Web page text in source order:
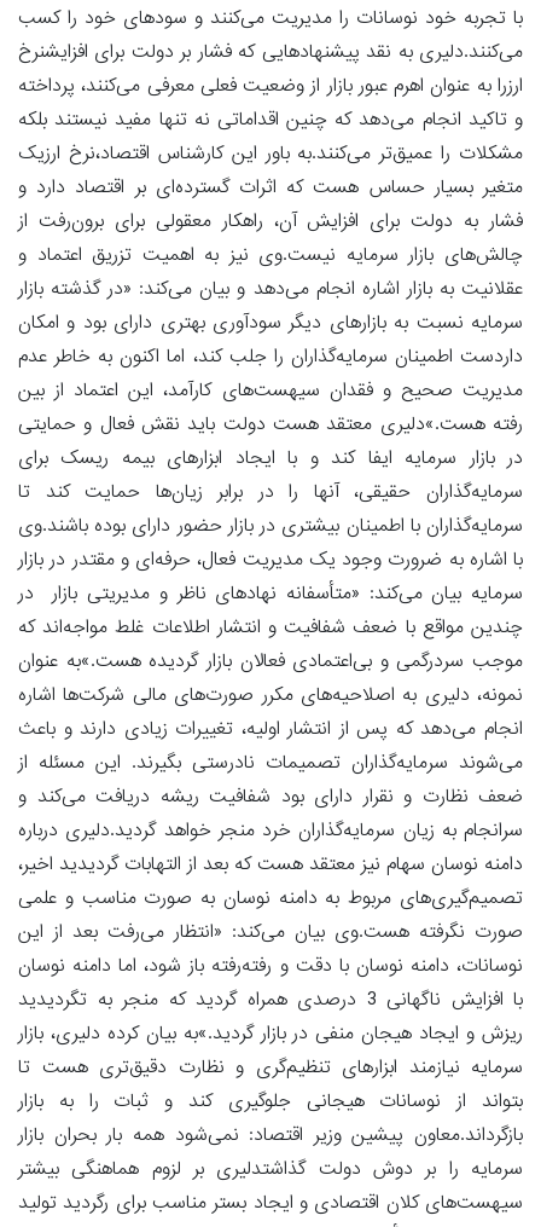
با تجربه خود نوسانات را مدیریت می‌کنند و سودهای خود را کسب
می‌کنند.دلیری به نقد پیشنهادهایی که فشار بر دولت برای افزایشنرخ
ارزرا به عنوان اهرم عبور بازار از وضعیت فعلی معرفی می‌کنند، پرداخته
و تاکید انجام می‌دهد که چنین اقداماتی نه تنها مفید نیستند بلکه
مشکلات را عمیق‌تر می‌کنند.به باور این کارشناس اقتصاد،نرخ ارزیک
متغیر بسیار حساس هست که اثرات گسترده‌ای بر اقتصاد دارد و
فشار به دولت برای افزایش آن، راهکار معقولی برای برون‌رفت از
چالش‌های بازار سرمایه نیست.وی نیز به اهمیت تزریق اعتماد و
عقلانیت به بازار اشاره انجام می‌دهد و بیان می‌کند: «در گذشته بازار
سرمایه نسبت به بازارهای دیگر سودآوری بهتری دارای بود و امکان
داردست اطمینان سرمایه‌گذاران را جلب کند، اما اکنون به خاطر عدم
مدیریت صحیح و فقدان سیهست‌های کارآمد، این اعتماد از بین
رفته هست.»دلیری معتقد هست دولت باید نقش فعال و حمایتی
در بازار سرمایه ایفا کند و با ایجاد ابزارهای بیمه ریسک برای
سرمایه‌گذاران حقیقی، آنها را در برابر زیان‌ها حمایت کند تا
سرمایه‌گذاران با اطمینان بیشتری در بازار حضور دارای بوده باشند.وی
با اشاره به ضرورت وجود یک مدیریت فعال، حرفه‌ای و مقتدر در بازار
سرمایه بیان می‌کند: «متأسفانه نهادهای ناظر و مدیریتی بازار در
چندین مواقع با ضعف شفافیت و انتشار اطلاعات غلط مواجه‌اند که
موجب سردرگمی و بی‌اعتمادی فعالان بازار گردیده هست.»به عنوان
نمونه، دلیری به اصلاحیه‌های مکرر صورت‌های مالی شرکت‌ها اشاره
انجام می‌دهد که پس از انتشار اولیه، تغییرات زیادی دارند و باعث
می‌شوند سرمایه‌گذاران تصمیمات نادرستی بگیرند. این مسئله از
ضعف نظارت و نقرار دارای بود شفافیت ریشه دریافت می‌کند و
سرانجام به زیان سرمایه‌گذاران خرد منجر خواهد گردید.دلیری درباره
دامنه نوسان سهام نیز معتقد هست که بعد از التهابات گردیدید اخیر،
تصمیم‌گیری‌های مربوط به دامنه نوسان به صورت مناسب و علمی
صورت نگرفته هست.وی بیان می‌کند: «انتظار می‌رفت بعد از این
نوسانات، دامنه نوسان با دقت و رفته‌رفته باز شود، اما دامنه نوسان
با افزایش ناگهانی 3 درصدی همراه گردید که منجر به تگردیدید
ریزش و ایجاد هیجان منفی در بازار گردید.»به بیان کرده دلیری، بازار
سرمایه نیازمند ابزارهای تنظیم‌گری و نظارت دقیق‌تری هست تا
بتواند از نوسانات هیجانی جلوگیری کند و ثبات را به بازار
بازگرداند.معاون پیشین وزیر اقتصاد: نمی‌شود همه بار بحران بازار
سرمایه را بر دوش دولت گذاشتدلیری بر لزوم هماهنگی بیشتر
سیهست‌های کلان اقتصادی و ایجاد بستر مناسب برای رگردید تولید